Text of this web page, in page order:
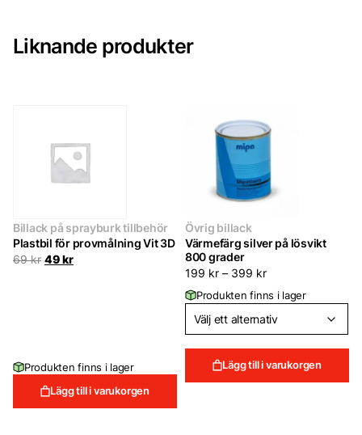
Liknande produkter
Billack på sprayburk tillbehör
Plastbil för provmålning Vit 3D
69kr Det
49krDet
Produkten finns i lager
Lägg till i varukorgen
Övrig billack
Värmefärg silver på lösvikt
800 grader
199 kr – 399 kr
Produkten finns i lager
Lägg till i varukorgen